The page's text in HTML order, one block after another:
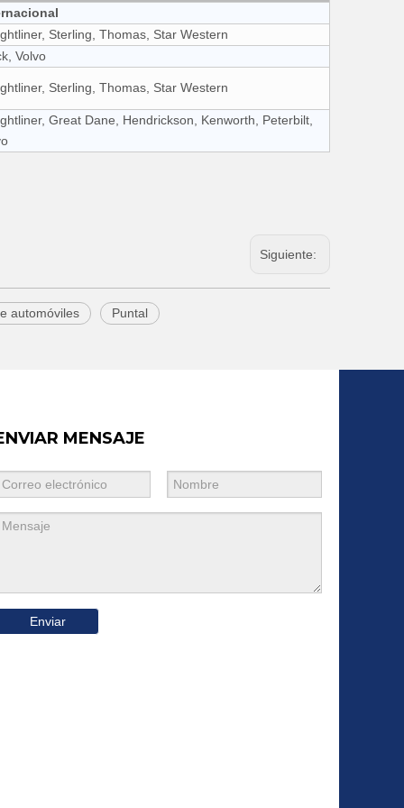
Sterling, Thomas, Star Western
Volvo
Sterling, Thomas, Star Western
Great Dane, Hendrickson, Kenworth, Peterbilt,
Siguiente:
automóviles Puntal
MENSAJE
Enviar